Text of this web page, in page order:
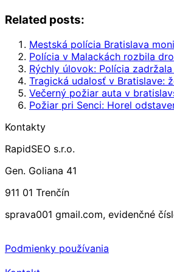
Related posts:
Mestská polícia Bratislava
Polícia v Malackách rozbila
Rýchly úlovok: Polícia
Tragická udalosť v Bratislave:
Večerný požiar auta v
Požiar pri Senci: Horel
Kontakty
RapidSEO s.r.o.
Gen. Goliana 41
911 01 Trenčín
sprava001 gmail.com, evidenčné
Podmienky používania